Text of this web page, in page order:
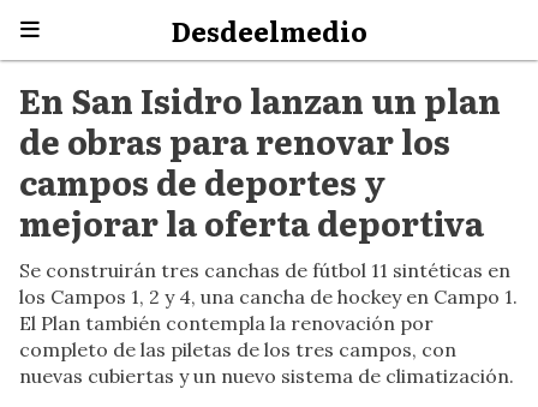
Desdeelmedio
En San Isidro lanzan un plan
de obras para renovar los
campos de deportes y
mejorar la oferta deportiva
Se construirán tres canchas de fútbol 11 sintéticas en
los Campos 1, 2 y 4, una cancha de hockey en Campo 1.
El Plan también contempla la renovación por
completo de las piletas de los tres campos, con
nuevas cubiertas y un nuevo sistema de climatización.